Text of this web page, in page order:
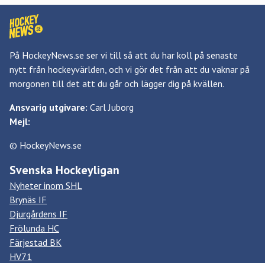
På HockeyNews.se ser vi till så att du har koll på senaste
nytt från hockeyvärlden, och vi gör det från att du vaknar på
morgonen till det att du går och lägger dig på kvällen.
Ansvarig utgivare: Carl Juborg
Mejl:
© HockeyNews.se
Svenska Hockeyligan
Nyheter inom SHL
Brynäs IF
Djurgårdens IF
Frölunda HC
Färjestad BK
HV71